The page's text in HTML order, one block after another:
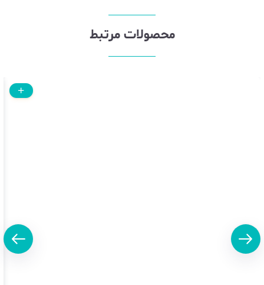
محصولات مرتبط